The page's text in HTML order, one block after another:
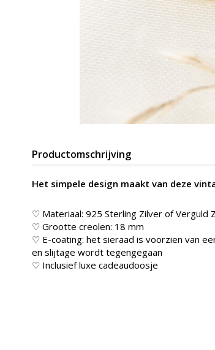
Productomschrijving
Het simpele design maakt van deze
♡ Materiaal: 925 Sterling Zilver of Verguld
♡ Grootte creolen: 18 mm
♡ E-coating: het sieraad is voorzien van
en slijtage wordt tegengegaan
♡ Inclusief luxe cadeaudoosje